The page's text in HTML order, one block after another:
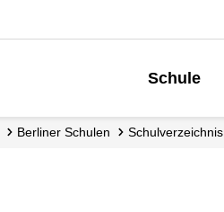
Schule
Berliner Schulen Schul­verzeichnis